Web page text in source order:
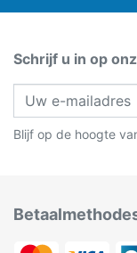
Schrijf u in op
Blijf op de hoogte